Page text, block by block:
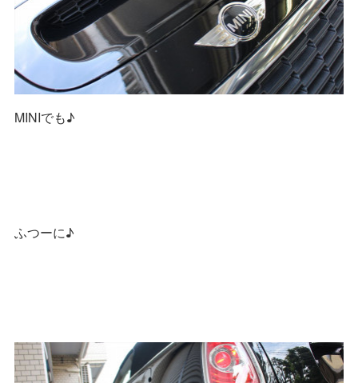
MINIでも♪
ふつーに♪